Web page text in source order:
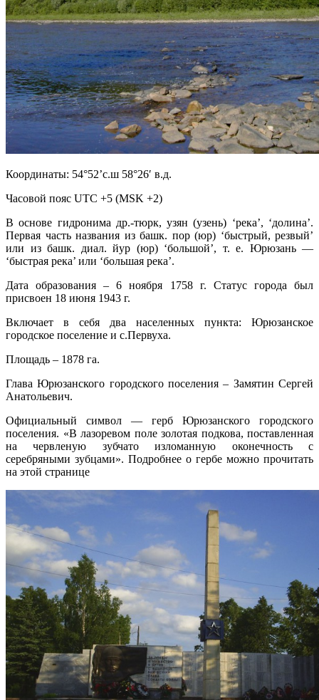
Координаты: 54°52’с.ш 58°26′ в.д.
Часовой пояс UTC +5 (MSK +2)
В основе гидронима др.-тюрк, узян (узень) ‘река’, ‘долина’.
Первая часть названия из башк. пор (юр) ‘быстрый, резвый’
или из башк. диал. йур (юр) ‘большой’, т. е. Юрюзань —
‘быстрая река’ или ‘большая река’.
Дата образования – 6 ноября 1758 г. Статус города был
присвоен 18 июня 1943 г.
Включает в себя два населенных пункта: Юрюзанское
городское поселение и с.Первуха.
Площадь – 1878 га.
Глава Юрюзанского городского поселения – Замятин Сергей
Анатольевич.
Официальный символ — герб Юрюзанского городского
поселения. «В лазоревом поле золотая подкова, поставленная
на червленую зубчато изломанную оконечность с
серебряными зубцами». Подробнее о гербе можно прочитать
на этой странице